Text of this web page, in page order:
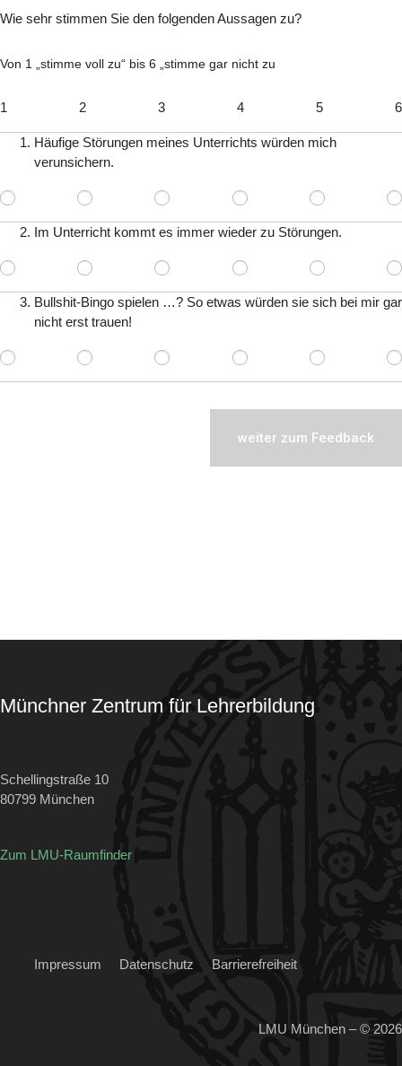
Wie sehr stimmen Sie den folgenden Aussagen zu?
Von 1 „stimme voll zu“ bis 6 „stimme gar nicht zu
1 2 3 4 5 6
Häufige Störungen meines Unterrichts würden mich
verunsichern.
Im Unterricht kommt es immer wieder zu Störungen.
Bullshit-Bingo spielen …? So etwas würden sie sich bei mir gar
nicht erst trauen!
Münchner Zentrum für Lehrerbildung
Schellingstraße 10
80799 München
Zum LMU-Raumfinder
Impressum Datenschutz Barrierefreiheit
LMU München – © 2026